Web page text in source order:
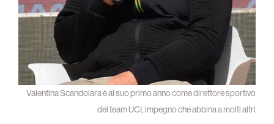
Valentina Scandolara è al suo primo anno come direttore sportivo
del team UCI, impegno che abbina a molti altri